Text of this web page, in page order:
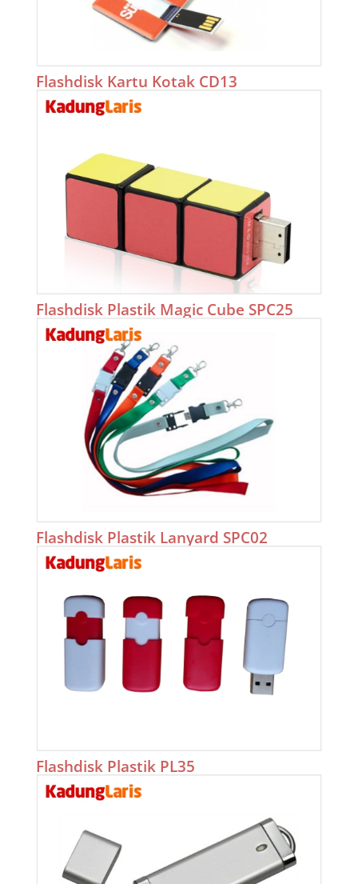
Flashdisk Kartu Kotak CD13
Flashdisk Plastik Magic Cube SPC25
Flashdisk Plastik Lanyard SPC02
Flashdisk Plastik PL35